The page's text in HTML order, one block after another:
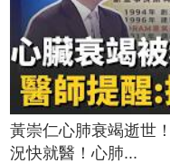
黃崇仁心肺衰竭逝世
況快就醫！心肺...